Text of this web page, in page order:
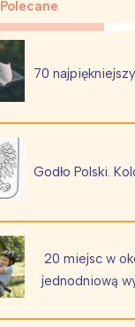
Polecane
70
Godło Polski.
20 miejsc w
jednodniową